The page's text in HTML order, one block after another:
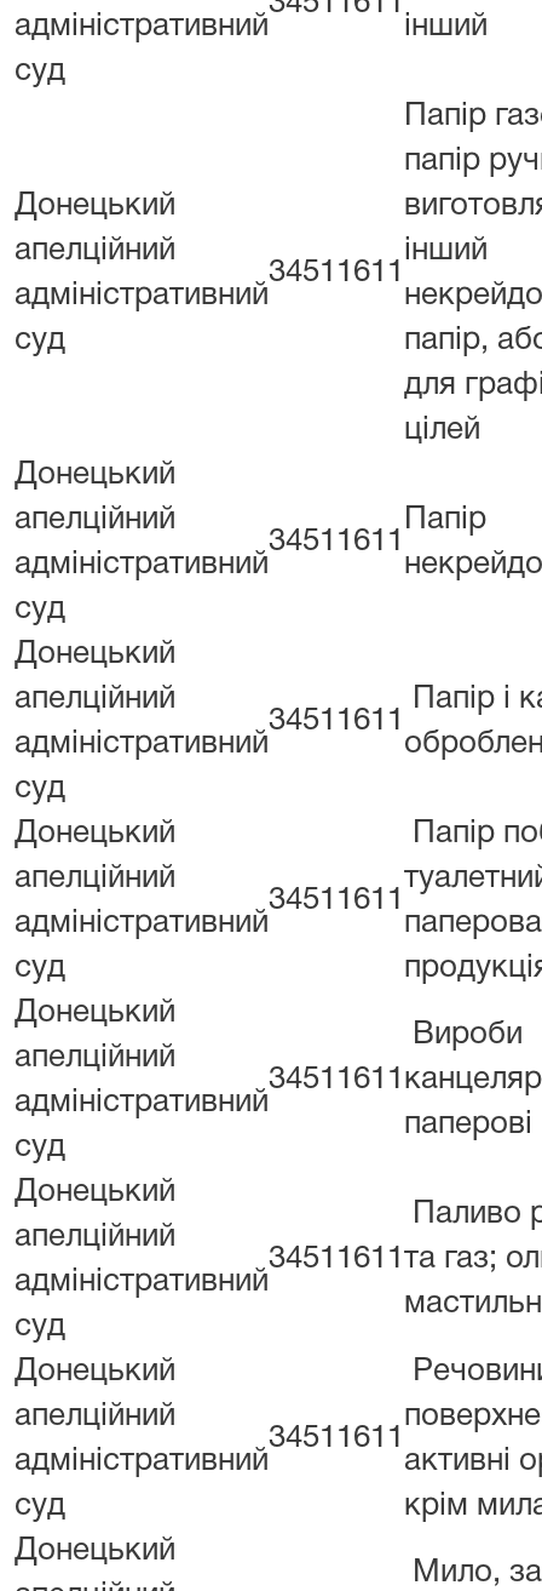
адміністративний
суд
інший
Донецький
апелційний
адміністративний
суд
34511611
Папір
папір
інший
папір,
для
цілей
Донецький
апелційний
адміністративний
суд
34511611
Папір
Донецький
апелційний
адміністративний
суд
34511611
Папір і
Донецький
апелційний
адміністративний
суд
34511611
Папір
паперова
Донецький
апелційний
адміністративний
суд
34511611
Вироби
паперові
Донецький
апелційний
адміністративний
суд
34511611
Паливо
та газ;
Донецький
апелційний
адміністративний
суд
34511611
активні
крім
Донецький
Мило,